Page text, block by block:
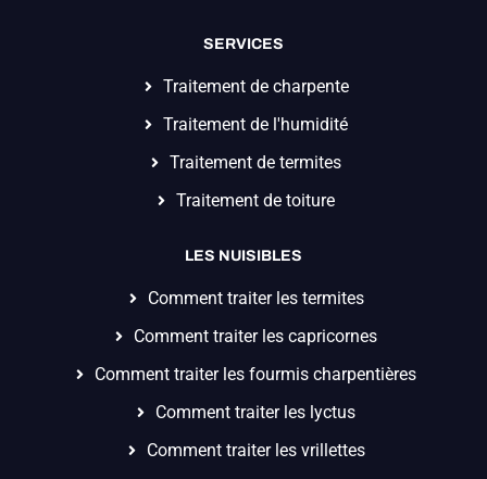
SERVICES
Traitement de charpente
Traitement de l'humidité
Traitement de termites
Traitement de toiture
LES NUISIBLES
Comment traiter les termites
Comment traiter les capricornes
Comment traiter les fourmis charpentières
Comment traiter les lyctus
Comment traiter les vrillettes